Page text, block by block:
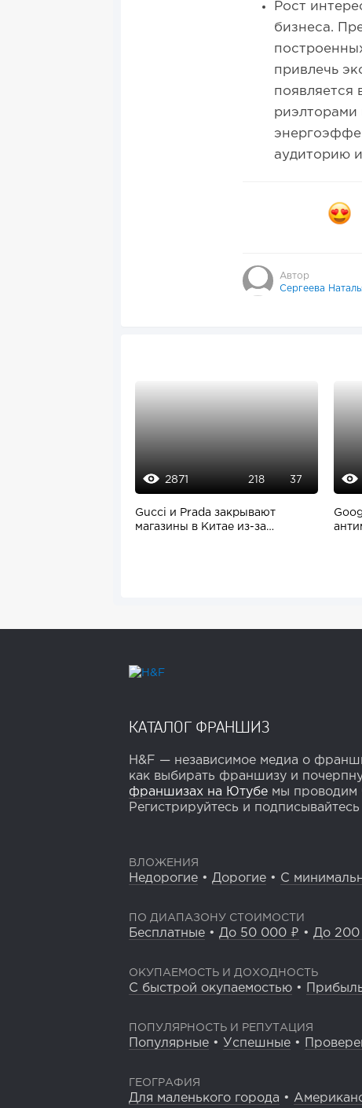
Рост
бизнеса.
привлечь
появляется
аудиторию
Автор
Сергеева
2871 218 37
Gucci и Prada закрывают
магазины в Китае из-за
КАТАЛОГ ФРАНШИЗ
H&F — независимое медиа о
как выбирать франшизу и
франшизах на Ютубе мы проводим
Регистрируйтесь и
ВЛОЖЕНИЯ
Недорогие • Дорогие • С
ПО ДИАПАЗОНУ СТОИМОСТИ
Бесплатные • До 50 000 ₽ • До 200
ОКУПАЕМОСТЬ И ДОХОДНОСТЬ
С быстрой окупаемостью •
ПОПУЛЯРНОСТЬ И РЕПУТАЦИЯ
Популярные • Успешные •
ГЕОГРАФИЯ
Для маленького города •